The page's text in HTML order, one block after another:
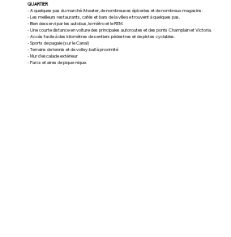
QUARTIER
- A quelques pas du marché Atwater, de nombreuses épiceries et de nombreux magasins.
- Les meilleurs restaurants, cafés et bars de la ville se trouvent à quelques pas.
- Bien desservi par les autobus, le métro et le REM.
- Une courte distance en voiture des principales autoroutes et des ponts Champlain et Victoria.
- Accès facile à des kilomètres de sentiers pédestres et de pistes cyclables.
- Sports de pagaie (sur le Canal)
- Terrains de tennis et de volley-ball à proximité
- Mur d'escalade extérieur
- Parcs et aires de pique-nique.